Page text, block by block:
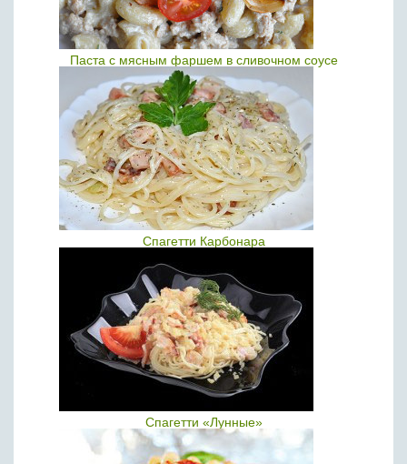
Паста с мясным фаршем в сливочном соусе
Спагетти Карбонара
Спагетти «Лунные»